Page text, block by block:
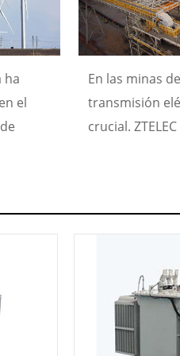
ha
el
En las minas
transmisión
crucial.
25MVA , clase
(resiste altas
grado de
polvo/minas),
entornos